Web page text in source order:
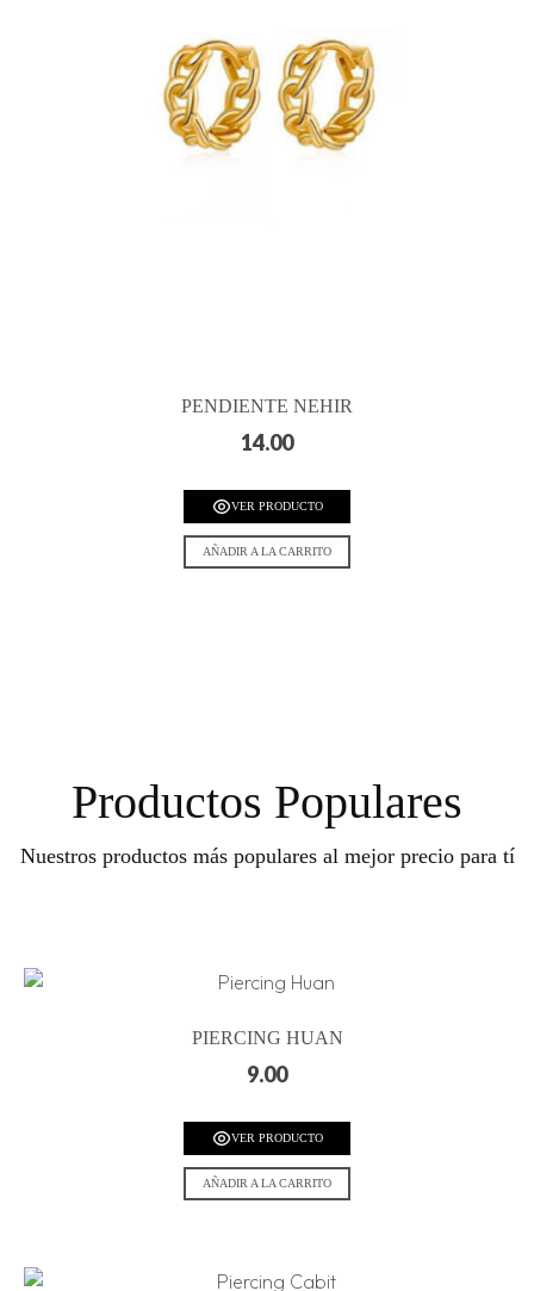
PENDIENTE NEHIR
14.00
VER PRODUCTO
AÑADIR A LA CARRITO
Productos Populares
Nuestros productos más populares al mejor precio para tí
PIERCING HUAN
9.00
VER PRODUCTO
AÑADIR A LA CARRITO